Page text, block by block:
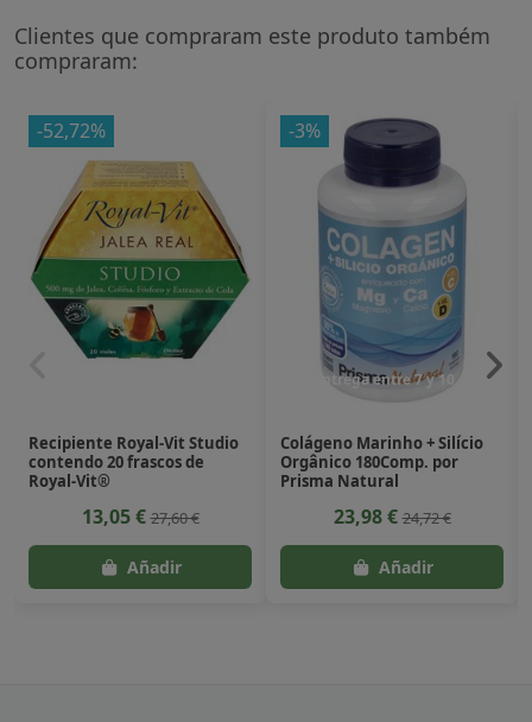
Clientes que compraram este produto também
compraram:
-52,72%
Recipiente Royal-Vit Studio
contendo 20 frascos de
Royal-Vit®
13,05 €27,60 €
-3%
Entrega entre 7 y 10 dias
Colágeno Marinho + Silício
Orgânico 180Comp. por
Prisma Natural
23,98 €24,72 €